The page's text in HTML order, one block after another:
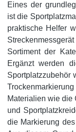
Eines der
ist die
praktische Helfer
Sortiment der
Ergänzt werden
Sportplatzzubehör
Materialien wie die
und
die Markierung